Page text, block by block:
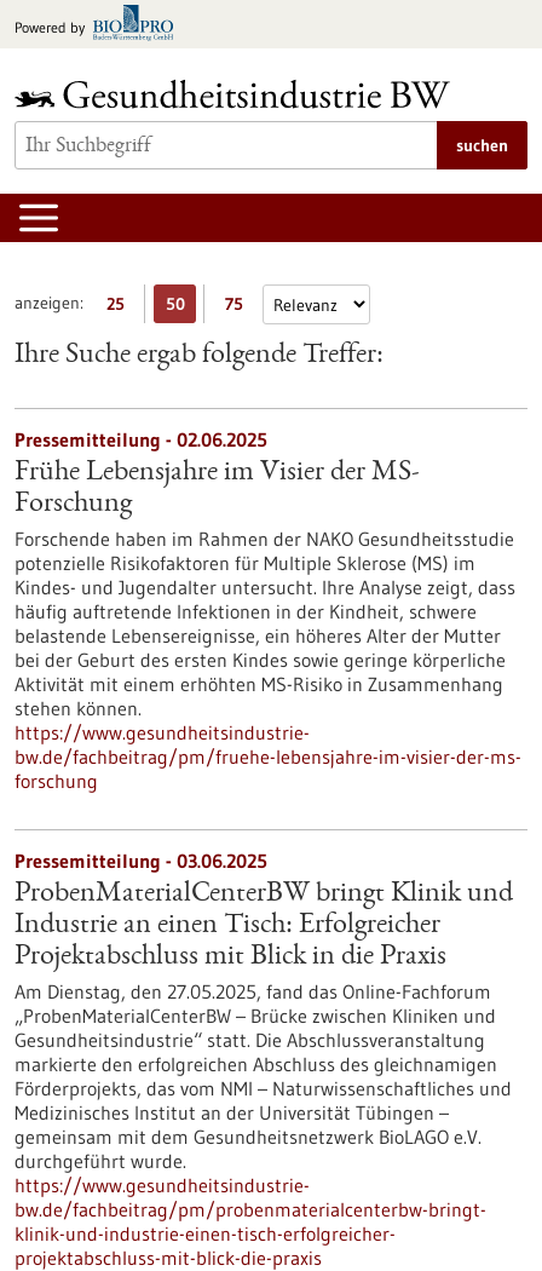
Inhalt
Powered by
suchen
anzeigen: 25 50 75
Ihre Suche ergab folgende Treffer:
Pressemitteilung - 02.06.2025
Frühe Lebensjahre im Visier der MS-
Forschung
Forschende haben im Rahmen der NAKO Gesundheitsstudie
potenzielle Risikofaktoren für Multiple Sklerose (MS) im
Kindes- und Jugendalter untersucht. Ihre Analyse zeigt, dass
häufig auftretende Infektionen in der Kindheit, schwere
belastende Lebensereignisse, ein höheres Alter der Mutter
bei der Geburt des ersten Kindes sowie geringe körperliche
Aktivität mit einem erhöhten MS-Risiko in Zusammenhang
stehen können.
https://www.gesundheitsindustrie-
bw.de/fachbeitrag/pm/fruehe-lebensjahre-im-visier-der-ms-
forschung
Pressemitteilung - 03.06.2025
ProbenMaterialCenterBW bringt Klinik und
Industrie an einen Tisch: Erfolgreicher
Projektabschluss mit Blick in die Praxis
Am Dienstag, den 27.05.2025, fand das Online-Fachforum
„ProbenMaterialCenterBW – Brücke zwischen Kliniken und
Gesundheitsindustrie“ statt. Die Abschlussveranstaltung
markierte den erfolgreichen Abschluss des gleichnamigen
Förderprojekts, das vom NMI – Naturwissenschaftliches und
Medizinisches Institut an der Universität Tübingen –
gemeinsam mit dem Gesundheitsnetzwerk BioLAGO e.V.
durchgeführt wurde.
https://www.gesundheitsindustrie-
bw.de/fachbeitrag/pm/probenmaterialcenterbw-bringt-
klinik-und-industrie-einen-tisch-erfolgreicher-
projektabschluss-mit-blick-die-praxis